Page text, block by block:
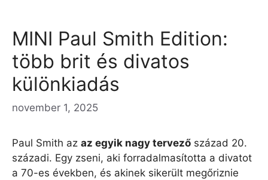
MINI Paul Smith Edition:
több brit és divatos
különkiadás
november 1, 2025
Paul Smith az az egyik nagy tervező század 20.
századi. Egy zseni, aki forradalmasította a divatot
a 70-es években, és akinek sikerült megőriznie